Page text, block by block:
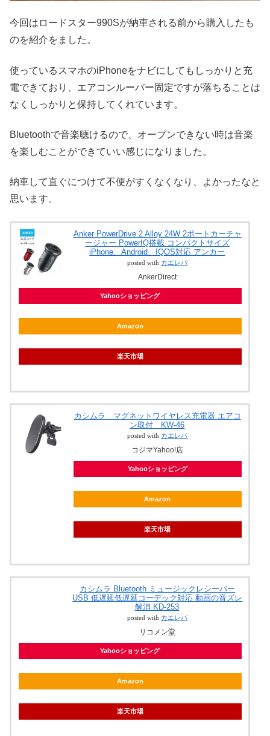
今回はロードスター990Sが納車される前から購入したも
のを紹介をました。
使っているスマホのiPhoneをナビにしてもしっかりと充
電できており、エアコンルーバー固定ですが落ちることは
なくしっかりと保持してくれています。
Bluetoothで音楽聴けるので、オープンできない時は音楽
を楽しむことができていい感じになりました。
納車して直ぐにつけて不便がすくなくなり、よかったなと
思います。
Anker PowerDrive 2 Alloy 24W 2ポートカーチャ
ージャー PowerIQ搭載 コンパクトサイズ
iPhone、Android、IQOS対応 アンカー
posted with カエレバ
AnkerDirect
Yahooショッピング
Amazon
楽天市場
カシムラ マグネットワイヤレス充電器 エアコ
ン取付 KW-46
posted with カエレバ
コジマYahoo!店
Yahooショッピング
Amazon
楽天市場
カシムラ Bluetooth ミュージックレシーバー
USB 低遅延低遅延コーデック対応 動画の音ズレ
解消 KD-253
posted with カエレバ
リコメン堂
Yahooショッピング
Amazon
楽天市場